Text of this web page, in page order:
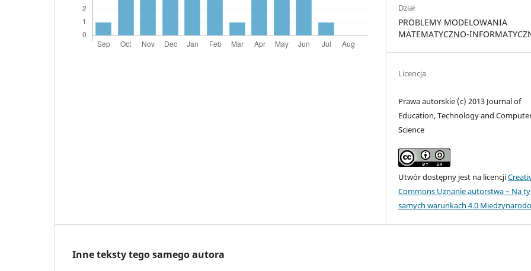
Dział
PROBLEMY MODELOWANIA
MATEMATYCZNO-
Licencja
Prawa autorskie (c) 2013 Journal of
Education, Technology and
Science
Utwór dostępny jest na licencji
Commons Uznanie autorstwa – Na
samych warunkach 4.0
Inne teksty tego samego autora